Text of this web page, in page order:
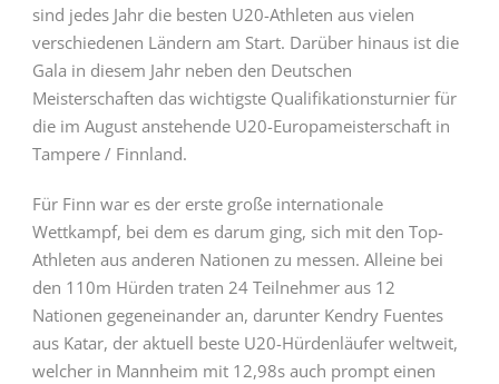
sind jedes Jahr die besten U20-Athleten aus vielen
verschiedenen Ländern am Start. Darüber hinaus ist die
Gala in diesem Jahr neben den Deutschen
Meisterschaften das wichtigste Qualifikationsturnier für
die im August anstehende U20-Europameisterschaft in
Tampere / Finnland.
Für Finn war es der erste große internationale
Wettkampf, bei dem es darum ging, sich mit den Top-
Athleten aus anderen Nationen zu messen. Alleine bei
den 110m Hürden traten 24 Teilnehmer aus 12
Nationen gegeneinander an, darunter Kendry Fuentes
aus Katar, der aktuell beste U20-Hürdenläufer weltweit,
welcher in Mannheim mit 12,98s auch prompt einen